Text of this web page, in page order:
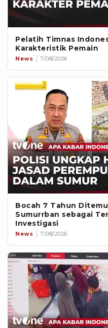
Pelatih Timnas
Karakteristik Pemain
News 7/08/2026
Bocah 7 Tahun
Sumurrban sebagai
Investigasi
News 7/08/2026